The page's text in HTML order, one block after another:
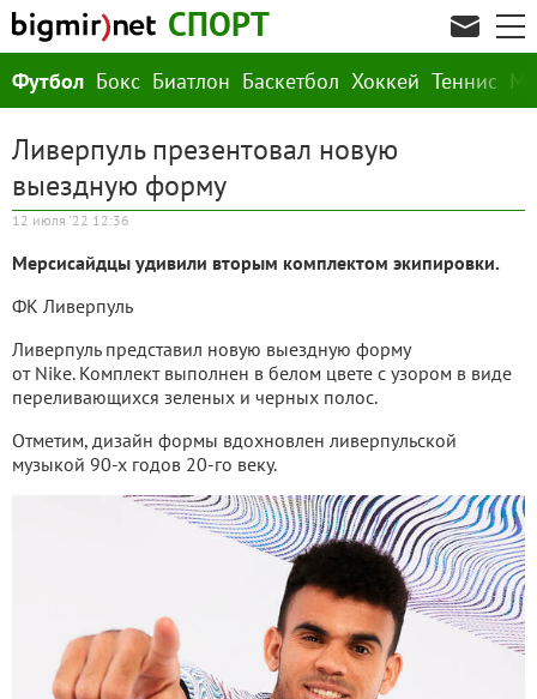
СПОРТ
Футбол Бокс Биатлон Баскетбол Хоккей Теннис
Ливерпуль презентовал новую
выездную форму
12 июля '22 12:36
Мерсисайдцы удивили вторым комплектом экипировки.
ФК Ливерпуль
Ливерпуль представил новую выездную форму
от Nike. Комплект выполнен в белом цвете с узором в виде
переливающихся зеленых и черных полос.
Отметим, дизайн формы вдохновлен ливерпульской
музыкой 90-х годов 20-го веку.